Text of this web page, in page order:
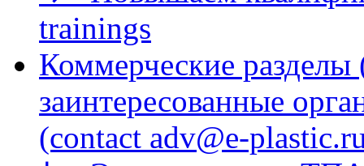
trainings
Коммерческие
заинтересованные
(contact adv@e-